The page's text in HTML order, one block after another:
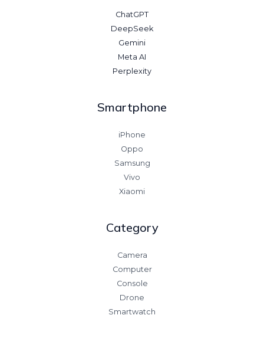
ChatGPT
DeepSeek
Gemini
Meta AI
Perplexity
Smartphone
iPhone
Oppo
Samsung
Vivo
Xiaomi
Category
Camera
Computer
Console
Drone
Smartwatch